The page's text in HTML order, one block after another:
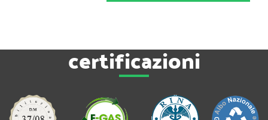
certificazioni